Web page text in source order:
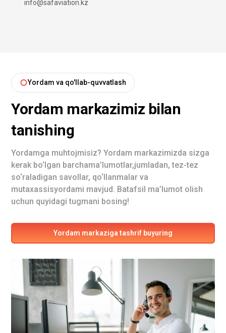
info@safaviation.kz
Yordam va qo'llab-quvvatlash
Yordam markazimiz bilan
tanishing
Yordamga muhtojmisiz? Yordam markazimizda sizga
kerak bo‘lgan barchama’lumotlar,jumladan, tez-tez
so‘raladigan savollar, qo‘llanmalar va
mutaxassisyordami mavjud. Batafsil ma’lumot olish
uchun quyidagi tugmani bosing!
Yordam markaziga tashrif buyuring